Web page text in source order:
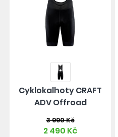
Cyklokalhoty CRAFT
ADV Offroad
3 990 Kč
2 490 Kč